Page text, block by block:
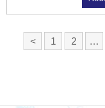
< 1 2 …